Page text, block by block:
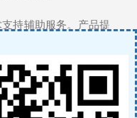
持辅助服务。产品提
保险公司或保险中介机